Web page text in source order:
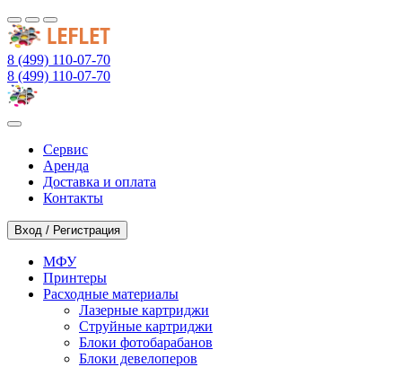
8 (499) 110-07-70
8 (499) 110-07-70
Сервис
Аренда
Доставка и оплата
Контакты
Вход / Регистрация
МФУ
Принтеры
Расходные материалы
Лазерные картриджи
Струйные картриджи
Блоки фотобарабанов
Блоки девелоперов